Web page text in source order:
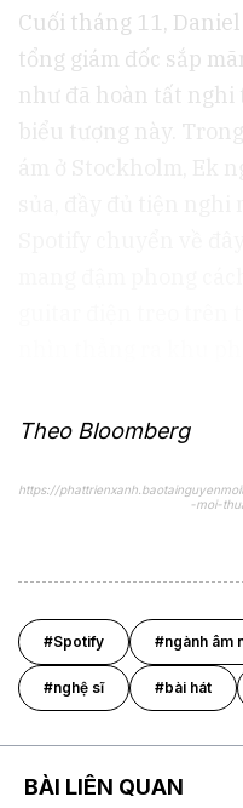
Cuối tháng 11,
tổng giám đốc sắp
như đã hoàn tất
biểu tượng này.
Theo Bloomberg
https://
-moi-
#Spotify #ngành âm
#nghệ sĩ #bài hát
BÀI LIÊN QUAN